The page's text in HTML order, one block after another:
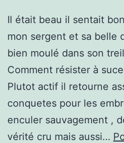
Il était beau il sentait
mon sergent et sa belle
bien moulé dans son
Comment résister à
Plutot actif il retourne
conquetes pour les
enculer sauvagement ,
vérité cru mais aussi…